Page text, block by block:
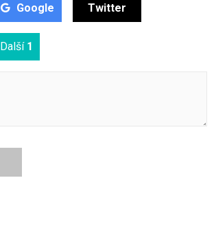
Google Twitter
Další 1